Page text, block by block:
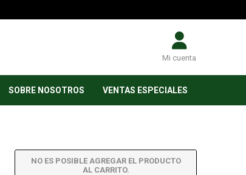
Mi cuenta
SOBRE NOSOTROS VENTAS ESPECIALES
NO ES POSIBLE AGREGAR EL PRODUCTO
AL CARRITO.